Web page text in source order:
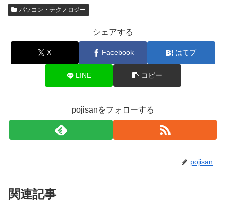
パソコン・テクノロジー
シェアする
X Facebook はてブ
LINE コピー
pojisanをフォローする
pojisan
関連記事